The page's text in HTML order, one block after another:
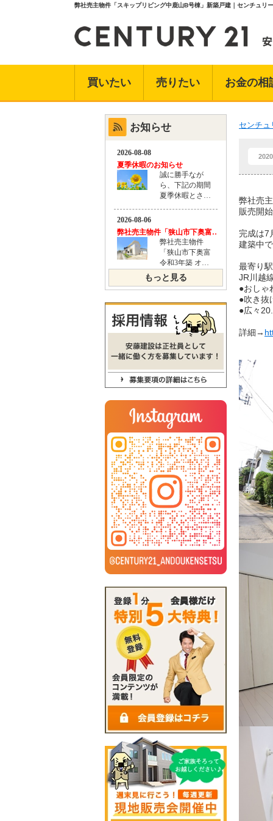
弊社売主物件「スキップリビング中鹿山B号棟」新築戸建｜センチュリ
買いたい 売りたい お金の相
センチュ
弊社売
販売開
完成は7
建築中
最寄り駅
JR川越
●おしゃ
●吹き抜
●広々
詳細→
お知らせ
もっと見る